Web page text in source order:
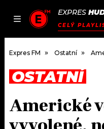
EXPRES
CELÝ
DOMŮ
ČLÁNKY
Expres FM Ostatní Americké
OSTATNÍ
Americké